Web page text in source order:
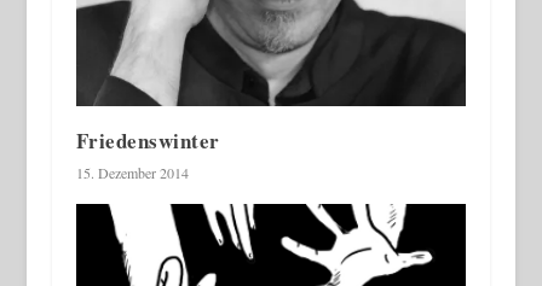
Friedenswinter
15. Dezember 2014